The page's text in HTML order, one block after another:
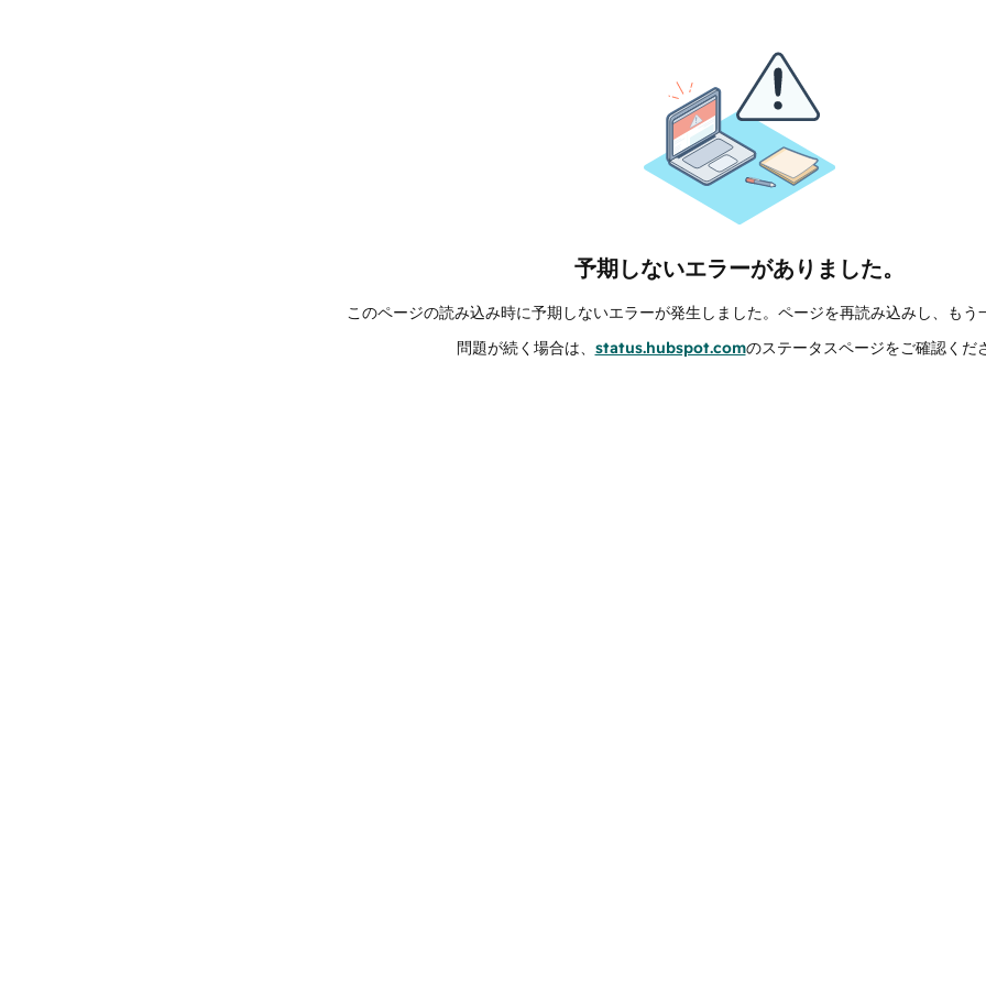
予期しないエラーがありました。
このページの読み込み時に予期しないエラーが発生しました。ページを再読み込みし、もう
問題が続く場合は、 status.hubspot.comのステータスページをご確認くだ